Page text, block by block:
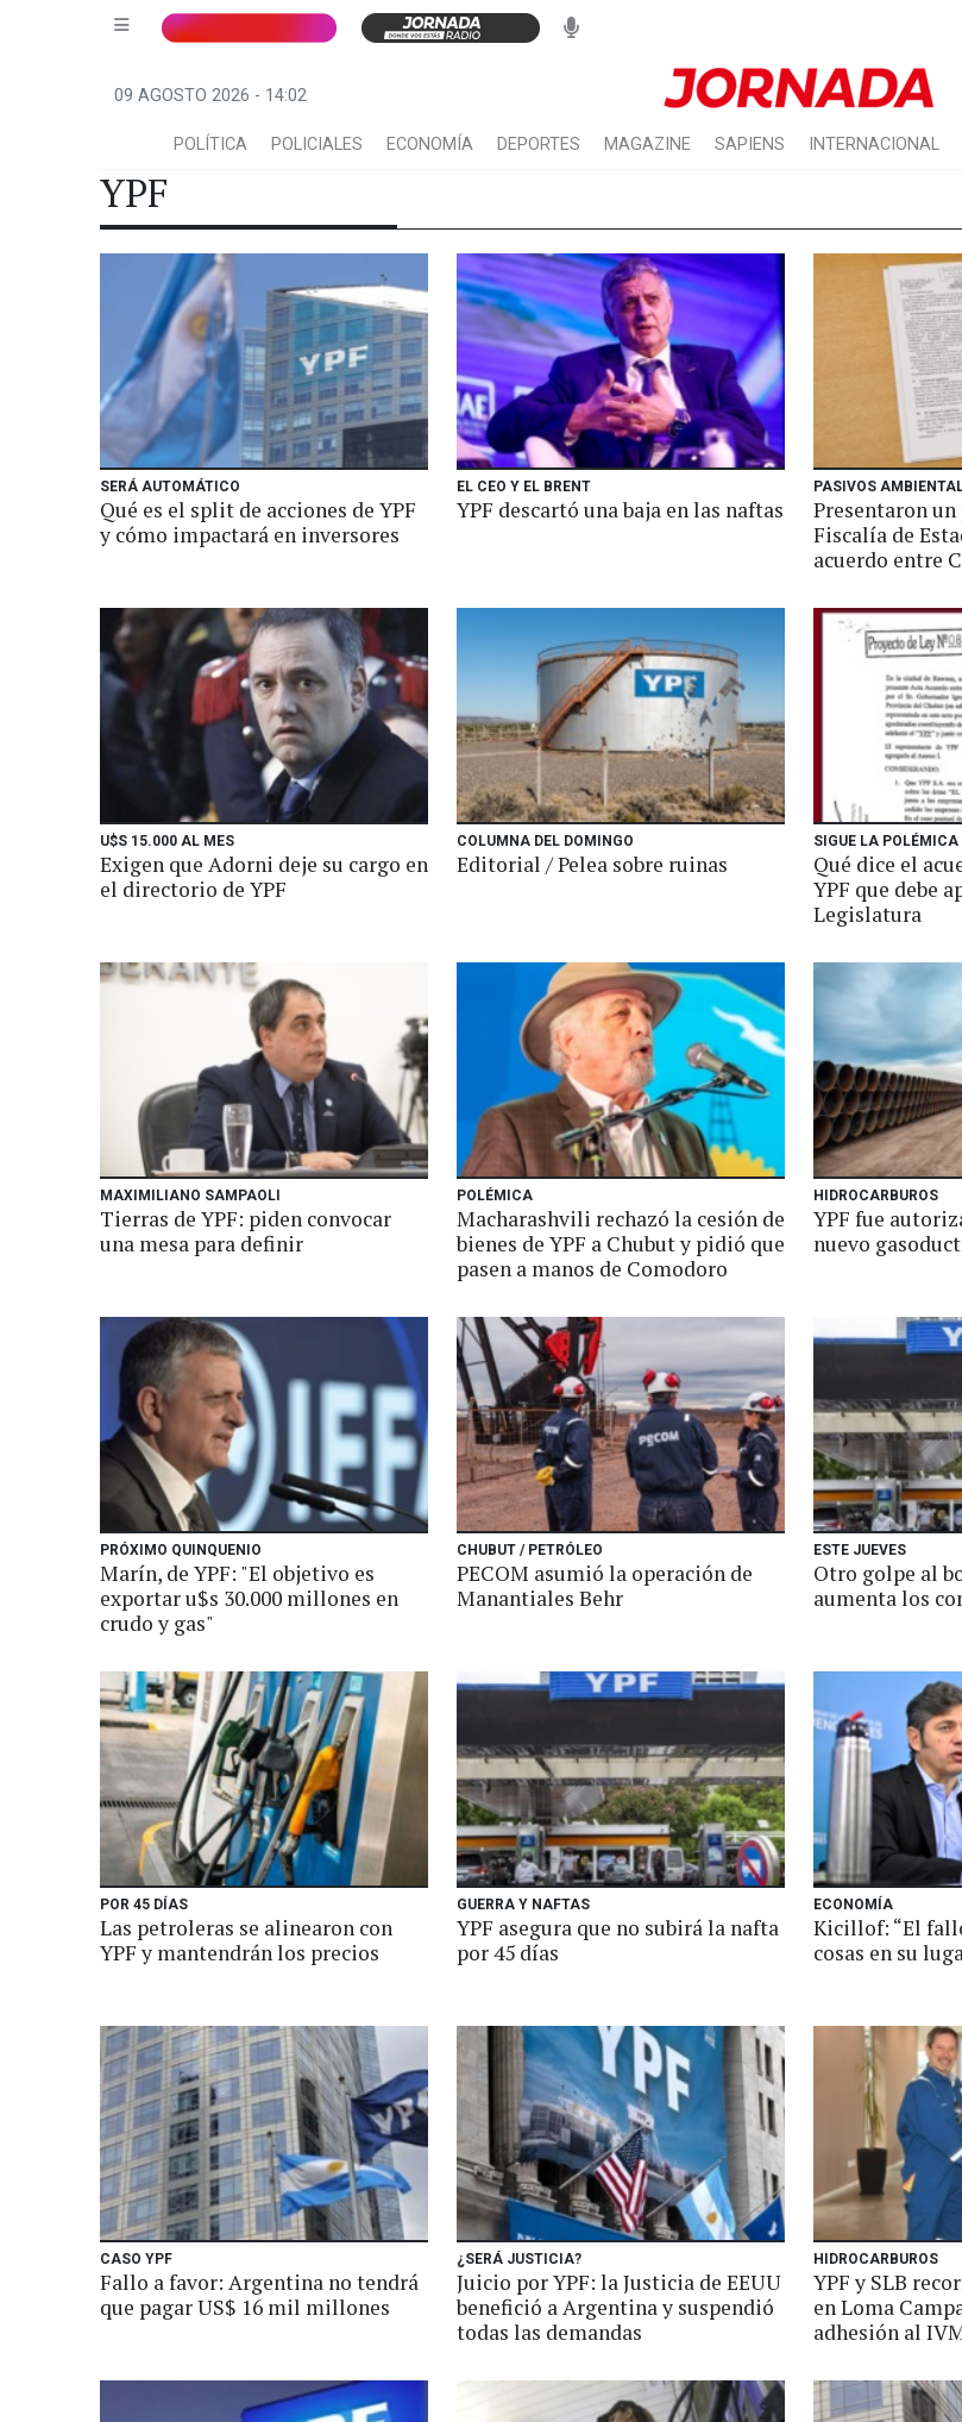
09 AGOSTO 2026 - 14:02
POLÍTICA POLICIALES ECONOMÍA DEPORTES MAGAZINE SAPIENS INTERNACIONAL
YPF
SERÁ AUTOMÁTICO
Qué es el split de acciones de YPF
y cómo impactará en inversores
EL CEO Y EL BRENT
YPF descartó una baja en las naftas
PASIVOS
Presentaron
Fiscalía de
acuerdo entre
U$S 15.000 AL MES
Exigen que Adorni deje su cargo en
el directorio de YPF
COLUMNA DEL DOMINGO
Editorial / Pelea sobre ruinas
SIGUE LA POLÉMICA
Qué dice el
YPF que debe
Legislatura
MAXIMILIANO SAMPAOLI
Tierras de YPF: piden convocar
una mesa para definir
POLÉMICA
Macharashvili rechazó la cesión de
bienes de YPF a Chubut y pidió que
pasen a manos de Comodoro
HIDROCARBUROS
YPF fue
nuevo
PRÓXIMO QUINQUENIO
Marín, de YPF: "El objetivo es
exportar u$s 30.000 millones en
crudo y gas"
CHUBUT / PETRÓLEO
PECOM asumió la operación de
Manantiales Behr
ESTE JUEVES
Otro golpe al
aumenta los
POR 45 DÍAS
Las petroleras se alinearon con
YPF y mantendrán los precios
GUERRA Y NAFTAS
YPF asegura que no subirá la nafta
por 45 días
ECONOMÍA
Kicillof: “El
cosas en su
CASO YPF
Fallo a favor: Argentina no tendrá
que pagar US$ 16 mil millones
¿SERÁ JUSTICIA?
Juicio por YPF: la Justicia de EEUU
benefició a Argentina y suspendió
todas las demandas
HIDROCARBUROS
YPF y SLB
en Loma
adhesión al